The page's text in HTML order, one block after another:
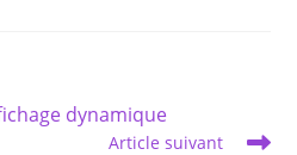
dynamique
Article suivant